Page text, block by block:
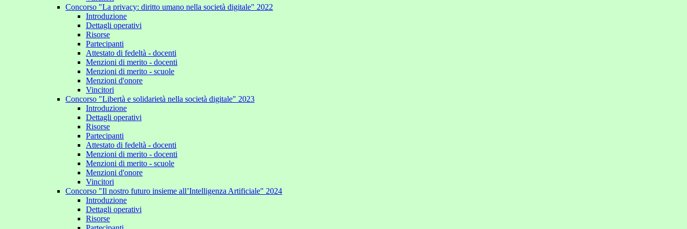
Concorso "La privacy: diritto umano nella società digitale" 2022
Introduzione
Dettagli operativi
Risorse
Partecipanti
Attestato di fedeltà - docenti
Menzioni di merito - docenti
Menzioni di merito - scuole
Menzioni d'onore
Vincitori
Concorso "Libertà e solidarietà nella società digitale" 2023
Introduzione
Dettagli operativi
Risorse
Partecipanti
Attestato di fedeltà - docenti
Menzioni di merito - docenti
Menzioni di merito - scuole
Menzioni d'onore
Vincitori
Concorso "Il nostro futuro insieme all’Intelligenza Artificiale" 2024
Introduzione
Dettagli operativi
Risorse